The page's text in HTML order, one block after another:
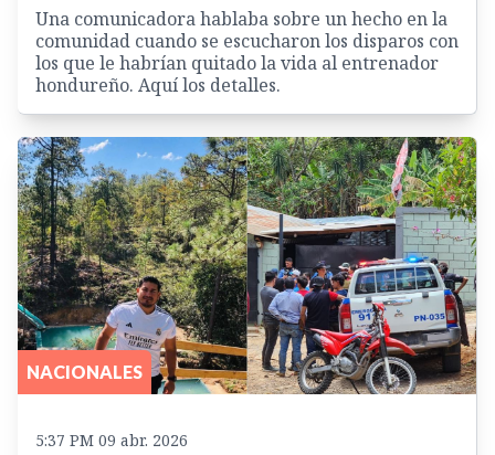
Una comunicadora hablaba sobre un hecho en la
comunidad cuando se escucharon los disparos con
los que le habrían quitado la vida al entrenador
hondureño. Aquí los detalles.
NACIONALES
5:37 PM 09 abr. 2026